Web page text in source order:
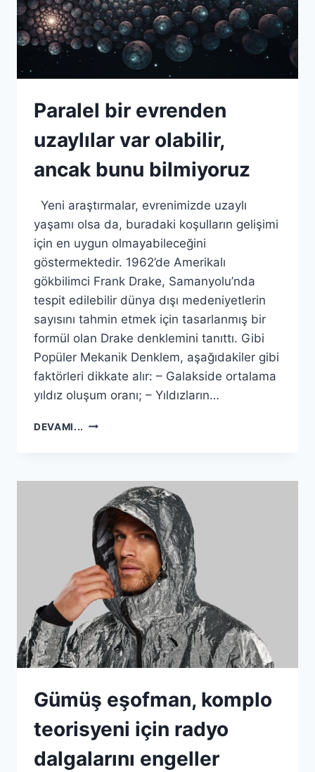
Paralel bir evrenden
uzaylılar var olabilir,
ancak bunu bilmiyoruz
Yeni araştırmalar, evrenimizde uzaylı
yaşamı olsa da, buradaki koşulların gelişimi
için en uygun olmayabileceğini
göstermektedir. 1962’de Amerikalı
gökbilimci Frank Drake, Samanyolu’nda
tespit edilebilir dünya dışı medeniyetlerin
sayısını tahmin etmek için tasarlanmış bir
formül olan Drake denklemini tanıttı. Gibi
Popüler Mekanik Denklem, aşağıdakiler gibi
faktörleri dikkate alır: – Galakside ortalama
yıldız oluşum oranı; – Yıldızların…
DEVAMI... PARALEL
VAR
OLABILIR,
ANCAK
BUNU
BILMIYORUZ
Gümüş eşofman, komplo
teorisyeni için radyo
dalgalarını engeller